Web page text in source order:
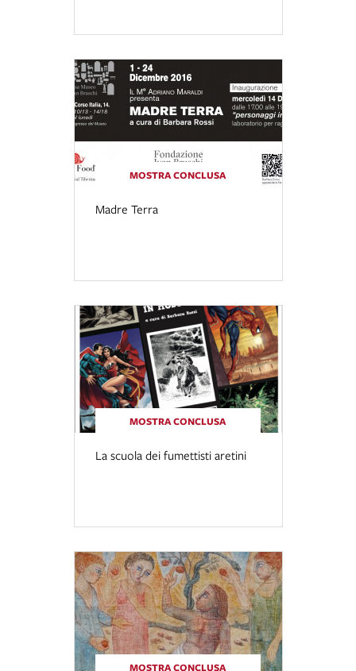
MOSTRA CONCLUSA
Madre Terra
MOSTRA CONCLUSA
La scuola dei fumettisti aretini
MOSTRA CONCLUSA